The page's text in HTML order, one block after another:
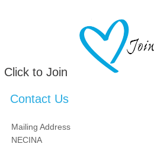
Click to Join
Contact Us
Mailing Address
NECINA